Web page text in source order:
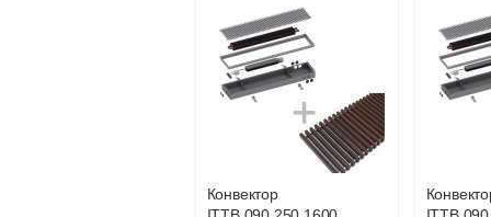
Подъем на этаж.
возможность
Интернет-деньгами (Yandex-
Безналичный расчёт (возможно и
Конвектор